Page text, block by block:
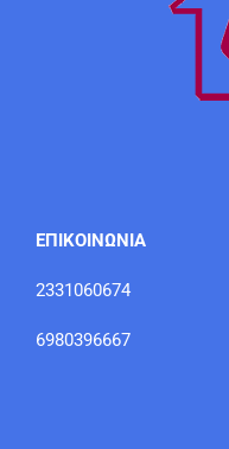
ΕΠΙΚΟΙΝΩΝΙΑ
2331060674
6980396667